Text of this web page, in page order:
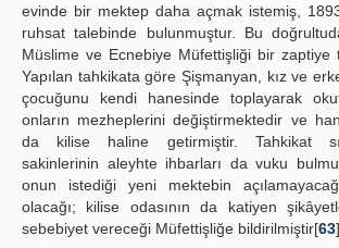
evinde bir mektep daha açmak istemiş, 1893
ruhsat talebinde bulunmuştur. Bu
Müslime ve Ecnebiye Müfettişliği bir zaptiye
Yapılan tahkikata göre Şişmanyan, kız ve
çocuğunu kendi hanesinde toplayarak
onların mezheplerini değiştirmektedir ve
da kilise haline getirmiştir. Tahkikat
sakinlerinin aleyhte ihbarları da vuku
onun istediği yeni mektebin
olacağı; kilise odasının da katiyen
sebebiyet vereceği Müfettişliğe bildirilmiştir[63].